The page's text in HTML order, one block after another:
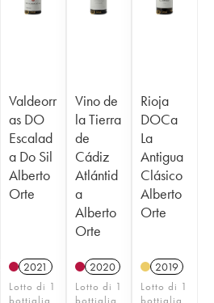
Valdeorr
as DO
Escalad
a Do Sil
Alberto
Orte
2021
Lotto di 1
bottiglia
Vino de
la Tierra
de
Cádiz
Atlántid
a
Alberto
Orte
2020
Lotto di 1
bottiglia
Rioja
DOCa
La
Antigua
Clásico
Alberto
Orte
2019
Lotto di 1
bottiglia